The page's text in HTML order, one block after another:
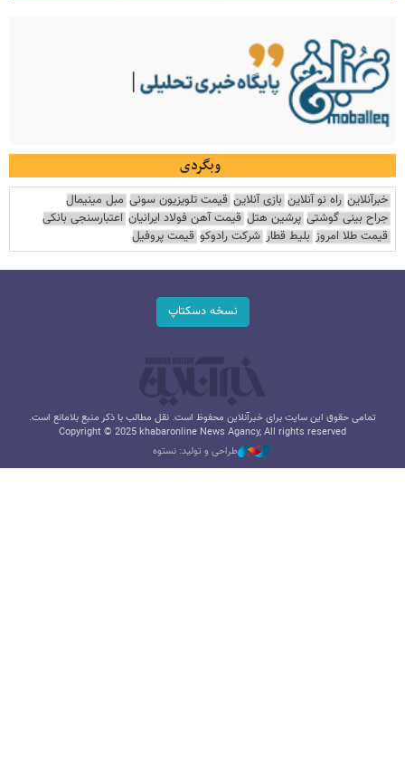
وبگردی
خبرآنلاین راه نو آنلاین بازی آنلاین قیمت تلویزیون سونی مبل مینیمال
جراح بینی گوشتی پرشین هتل قیمت آهن فولاد ایرانیان اعتبارسنجی بانکی
قیمت طلا امروز بلیط قطار شرکت رادوکو قیمت پروفیل
نسخه دسکتاپ
تمامی حقوق این سایت برای خبرآنلاین محفوظ است. نقل مطالب با ذکر منبع بلامانع است.
Copyright © 2025 khabaronline News Agancy, All rights reserved
طراحی و تولید: نستوه